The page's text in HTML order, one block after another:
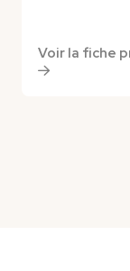
Voir la fiche